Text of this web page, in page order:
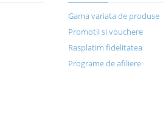
Gama variata de produse
Promotii si vouchere
Rasplatim fidelitatea
Programe de afiliere